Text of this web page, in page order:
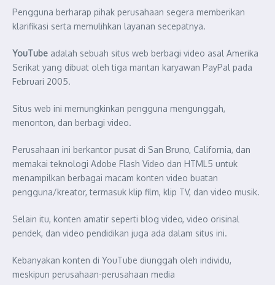
Pengguna berharap pihak perusahaan segera memberikan
klarifikasi serta memulihkan layanan secepatnya.
YouTube adalah sebuah situs web berbagi video asal Amerika
Serikat yang dibuat oleh tiga mantan karyawan PayPal pada
Februari 2005.
Situs web ini memungkinkan pengguna mengunggah,
menonton, dan berbagi video.
Perusahaan ini berkantor pusat di San Bruno, California, dan
memakai teknologi Adobe Flash Video dan HTML5 untuk
menampilkan berbagai macam konten video buatan
pengguna/kreator, termasuk klip film, klip TV, dan video musik.
Selain itu, konten amatir seperti blog video, video orisinal
pendek, dan video pendidikan juga ada dalam situs ini.
Kebanyakan konten di YouTube diunggah oleh individu,
meskipun perusahaan-perusahaan media